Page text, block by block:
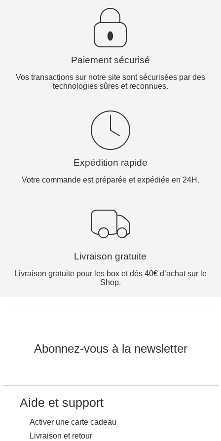
Paiement sécurisé
Vos transactions sur notre site sont sécurisées par des
technologies sûres et reconnues.
Expédition rapide
Votre commande est préparée et expédiée en 24H.
Livraison gratuite
Livraison gratuite pour les box et dès 40€ d’achat sur le
Shop.
Abonnez-vous à la newsletter
Aide et support
Activer une carte cadeau
Livraison et retour